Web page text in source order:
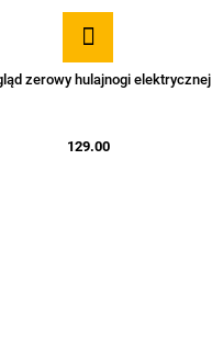
zerowy hulajnogi elektrycznej
129.00